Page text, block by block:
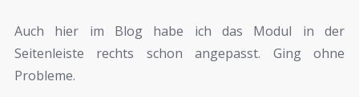
Auch hier im Blog habe ich das Modul in der
Seitenleiste rechts schon angepasst. Ging ohne
Probleme.